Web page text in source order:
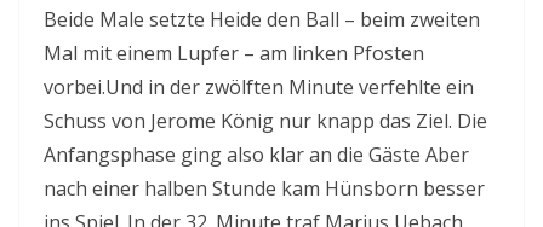
Beide Male setzte Heide den Ball – beim zweiten
Mal mit einem Lupfer – am linken Pfosten
vorbei.Und in der zwölften Minute verfehlte ein
Schuss von Jerome König nur knapp das Ziel. Die
Anfangsphase ging also klar an die Gäste Aber
nach einer halben Stunde kam Hünsborn besser